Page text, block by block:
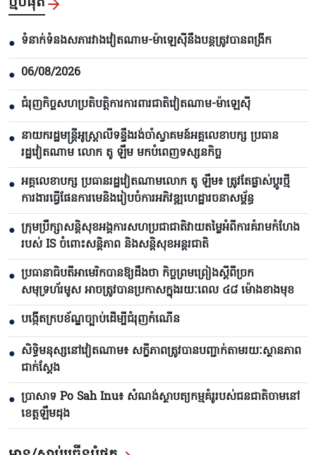
● ទំនាក់ទំនងសភារវាងវៀតណាម-ម៉ាឡេស៊ីនឹងបន្តត្រូវបានពង្រីក
● 06/08/2026
● ជំរុញកិច្ចសហប្រតិបត្តិការការពារជាតិវៀតណាម-ម៉ាឡេស៊ី
● នាយករដ្ឋមន្ត្រីអូស្ត្រាលីទន្ទឹងរង់ចាំស្វាគមន៍អគ្គលេខាបក្ស ប្រធាន
រដ្ឋវៀតណាម លោក តូ ឡឹម មកបំពេញទស្សនកិច្ច
● អគ្គលេខាបក្ស ប្រធានរដ្ឋវៀតណាមលោក តូ ឡឹម៖ ត្រូវតែផ្លាស់ប្ដូរថ្មី
ការងារធ្វើផែនការមេនិងរៀបចំការអភិវឌ្ឍហេដ្ឋារចនាសម្ព័ន្ធ
● ក្រុមប្រឹក្សាសន្តិសុខអង្គការសហប្រជាជាតិវាយតម្លៃអំពីការគំរាមកំហែង
របស់ IS ចំពោះសន្តិភាព និងសន្តិសុខអន្តរជាតិ
● ប្រធានាធិបតីអាមេរិកបាន​ឱ្យដឹងថា កិច្ចព្រមព្រៀងស្តីពីច្រក
សមុទ្រហ័រមូស អាចត្រូវបានប្រកាសក្នុងរយៈពេល ៤៨ ម៉ោងខាងមុខ
● បង្កើតក្របខ័ណ្ឌច្បាប់ដើម្បីជំរុញកំណើន
● សិទ្ធិមនុស្សនៅវៀតណាម៖ សក្ខីភាពត្រូវបានបញ្ជាក់តាមរយៈស្ថានភាព
ជាក់ស្តែង
● ប្រាសាទ Po Sah Inu៖ សំណង់ស្ថាបត្យកម្មគំរូរបស់ជនជាតិចាមនៅ
ខេត្តឡឹមដុង